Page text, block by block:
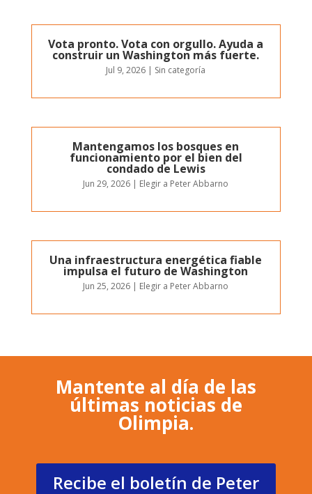
Vota pronto. Vota con orgullo. Ayuda a
construir un Washington más fuerte.
Jul 9, 2026 | Sin categoría
Mantengamos los bosques en
funcionamiento por el bien del
condado de Lewis
Jun 29, 2026 | Elegir a Peter Abbarno
Una infraestructura energética fiable
impulsa el futuro de Washington
Jun 25, 2026 | Elegir a Peter Abbarno
Mantente al día de las
últimas noticias de
Olimpia.
Recibe el boletín de Peter